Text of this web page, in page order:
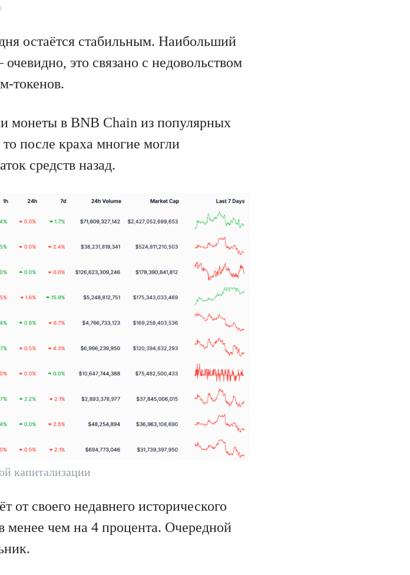
остаётся стабильным. Наибольший
это связано с недовольством
токенов.
монеты в BNB Chain из популярных
после краха многие могли
средств назад.
капитализации
от своего недавнего исторического
чем на 4 процента. Очередной